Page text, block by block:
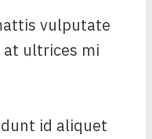
vulputate
at ultrices mi
id aliquet